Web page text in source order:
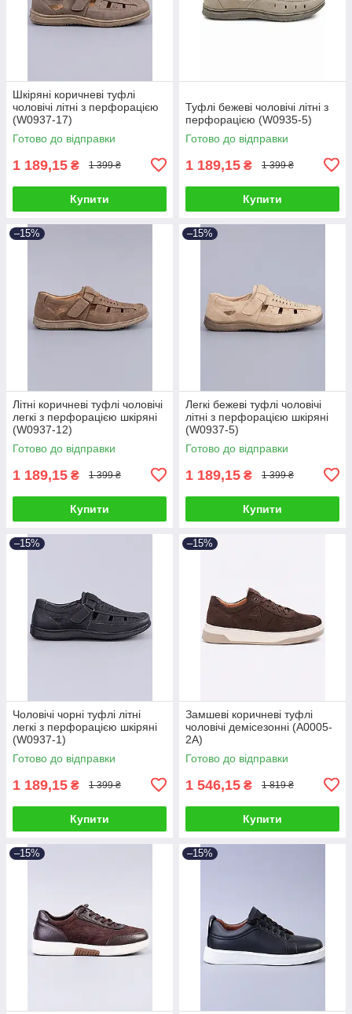
Шкіряні коричневі туфлі
чоловічі літні з перфорацією
(W0937-17)
Готово до відправки
1 189,15 ₴ 1 399 ₴
Купити
Туфлі бежеві чоловічі літні з
перфорацією (W0935-5)
Готово до відправки
1 189,15 ₴ 1 399 ₴
Купити
–15%
Літні коричневі туфлі чоловічі
легкі з перфорацією шкіряні
(W0937-12)
Готово до відправки
1 189,15 ₴ 1 399 ₴
Купити
–15%
Легкі бежеві туфлі чоловічі
літні з перфорацією шкіряні
(W0937-5)
Готово до відправки
1 189,15 ₴ 1 399 ₴
Купити
–15%
Чоловічі чорні туфлі літні
легкі з перфорацією шкіряні
(W0937-1)
Готово до відправки
1 189,15 ₴ 1 399 ₴
Купити
–15%
Замшеві коричневі туфлі
чоловічі демісезонні (A0005-
2A)
Готово до відправки
1 546,15 ₴ 1 819 ₴
Купити
–15% –15%